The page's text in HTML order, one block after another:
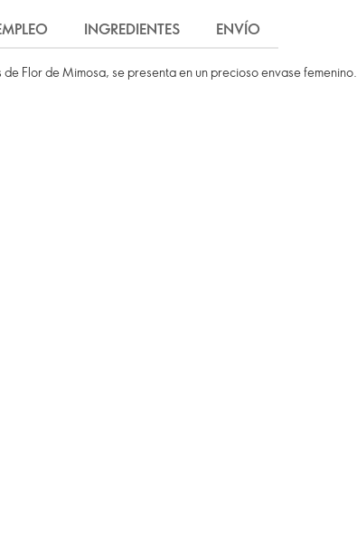
INGREDIENTES ENVÍO
Flor de Mimosa, se presenta en un precioso envase femenino.